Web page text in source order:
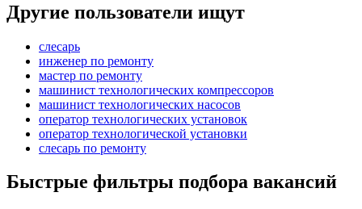
Другие пользователи ищут
слесарь
инженер по ремонту
мастер по ремонту
машинист технологических компрессоров
машинист технологических насосов
оператор технологических установок
оператор технологической установки
слесарь по ремонту
Быстрые фильтры подбора вакансий